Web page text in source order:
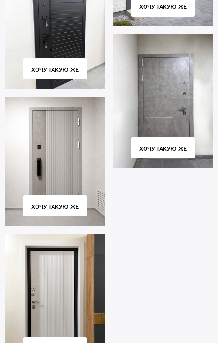
ХОЧУ ТАКУЮ ЖЕ
ХОЧУ ТАКУЮ ЖЕ
ХОЧУ ТАКУЮ ЖЕ
ХОЧУ ТАКУЮ ЖЕ